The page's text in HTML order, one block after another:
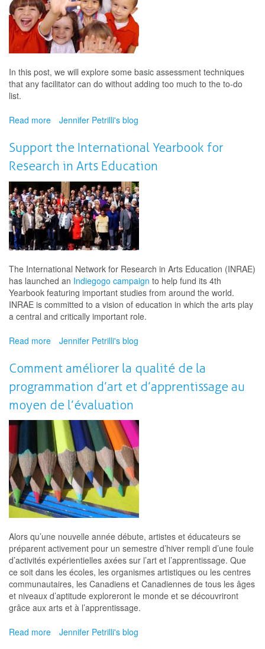
des
arts
et
de
l’apprentissage
In this post, we will explore some basic assessment techniques
that any facilitator can do without adding too much to the to-do
list.
Read more about
assessment
techniques
for
arts
and
learning
facilitators
Jennifer Petrilli's blog
Support the International Yearbook for
Research in Arts Education
The International Network for Research in Arts Education (INRAE)
has launched an Indiegogo campaign to help fund its 4th
Yearbook featuring important studies from around the world.
INRAE is committed to a vision of education in which the arts play
a central and critically important role.
Read more about
the
International
Yearbook
for
Research
in
Arts
Education
Jennifer Petrilli's blog
Comment améliorer la qualité de la
programmation d’art et d’apprentissage au
moyen de l’évaluation
Alors qu’une nouvelle année débute, artistes et éducateurs se
préparent activement pour un semestre d’hiver rempli d’une foule
d’activités expérientielles axées sur l’art et l’apprentissage. Que
ce soit dans les écoles, les organismes artistiques ou les centres
communautaires, les Canadiens et Canadiennes de tous les âges
et niveaux d’aptitude exploreront le monde et se découvriront
grâce aux arts et à l’apprentissage.
Read more about
Jennifer Petrilli's blog